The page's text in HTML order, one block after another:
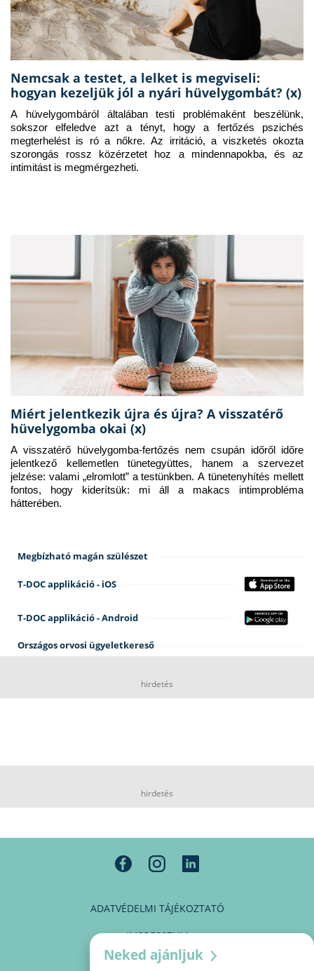
Nemcsak a testet, a lelket is megviseli:
hogyan kezeljük jól a nyári hüvelygombát? (x)
A hüvelygombáról általában testi problémaként beszélünk,
sokszor elfeledve azt a tényt, hogy a fertőzés pszichés
megterhelést is ró a nőkre. Az irritáció, a viszketés okozta
szorongás rossz közérzetet hoz a mindennapokba, és az
intimitást is megmérgezheti.
Miért jelentkezik újra és újra? A visszatérő
hüvelygomba okai (x)
A visszatérő hüvelygomba-fertőzés nem csupán időről időre
jelentkező kellemetlen tünetegyüttes, hanem a szervezet
jelzése: valami „elromlott” a testünkben. A tünetenyhítés mellett
fontos, hogy kiderítsük: mi áll a makacs intimprobléma
hátterében.
Megbízható magán szülészet
T-DOC applikáció - iOS
T-DOC applikáció - Android
Országos orvosi ügyeletkereső
hirdetés
hirdetés
ADATVÉDELMI TÁJÉKOZTATÓ
IMPRESSZUM
MÉDIAAJÁNLAT
Neked ajánljuk